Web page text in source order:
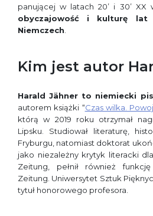
panującej w latach 20’ i 30’
obyczajowość i kulturę lat
Niemczech
Kim jest autor
Harald Jähner to niemiecki
autorem książki “Czas wilka.
którą w 2019 roku otrzymał
Lipsku. Studiował literaturę,
Fryburgu, natomiast doktorat
jako niezależny krytyk literacki
Zeitung, pełnił również
Zeitung. Uniwersytet Sztuk
tytuł honorowego profesora.